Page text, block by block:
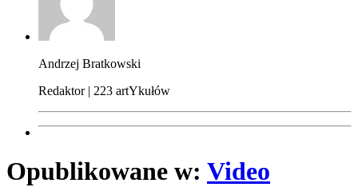
Andrzej Bratkowski
Redaktor | 223 artYkułów
Opublikowane w: Video